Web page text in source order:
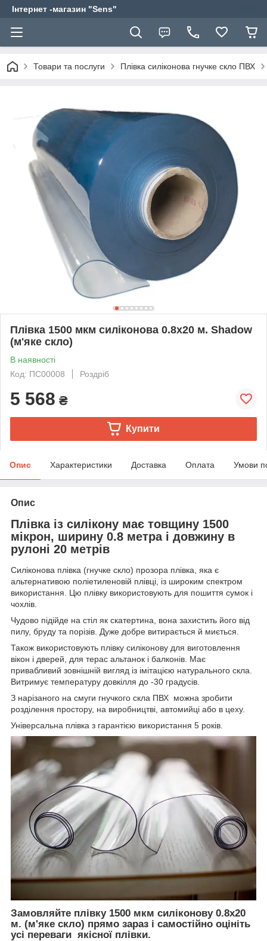
Інтернет -магазин "Sens"
Товари та послуги Плівка силіконова гнучке скло ПВХ
Плівка 1500 мкм силіконова 0.8х20 м. Shadow
(м'яке скло)
В наявності
Код: ПС00008
Роздріб
5 568 ₴
Купити
Опис Характеристики Доставка Оплата Умови
Опис
Плівка із силікону має товщину 1500
мікрон, ширину 0.8 метра і довжину в
рулоні 20 метрів
Силіконова плівка (гнучке скло) прозора плівка, яка є
альтернативою поліетиленовій плівці, із широким спектром
використання. Цю плівку використовують для пошиття сумок і
чохлів.
Чудово підійде на стіл як скатертина, вона захистить його від
пилу, бруду та порізів. Дуже добре витирається й миється.
Також використовують плівку силіконову для виготовлення
вікон і дверей, для терас альтанок і балконів. Має
привабливий зовнішній вигляд із імітацією натурального скла.
Витримує температуру довкілля до -30 градусів.
З нарізаного на смуги гнучкого скла ПВХ можна зробити
розділення простору, на виробництві, автомийці або в цеху.
Універсальна плівка з гарантією використання 5 років.
Замовляйте плівку 1500 мкм силіконову 0.8х20
м. (м'яке скло) прямо зараз і самостійно оцініть
усі переваги якісної плівки.